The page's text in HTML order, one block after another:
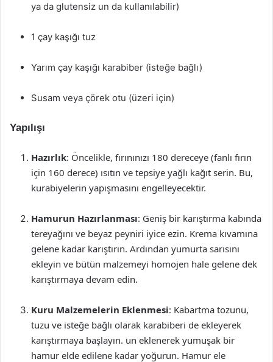
ya da glutensiz un da kullanılabilir)
1 çay kaşığı tuz
Yarım çay kaşığı karabiber (isteğe bağlı)
Susam veya çörek otu (üzeri için)
Yapılışı
Hazırlık: Öncelikle, fırınınızı 180 dereceye (fanlı fırın
için 160 derece) ısıtın ve tepsiye yağlı kağıt serin. Bu,
kurabiyelerin yapışmasını engelleyecektir.
Hamurun Hazırlanması: Geniş bir karıştırma kabında
tereyağını ve beyaz peyniri iyice ezin. Krema kıvamına
gelene kadar karıştırın. Ardından yumurta sarısını
ekleyin ve bütün malzemeyi homojen hale gelene dek
karıştırmaya devam edin.
Kuru Malzemelerin Eklenmesi: Kabartma tozunu,
tuzu ve isteğe bağlı olarak karabiberi de ekleyerek
karıştırmaya başlayın. un eklenerek yumuşak bir
hamur elde edilene kadar yoğurun. Hamur ele